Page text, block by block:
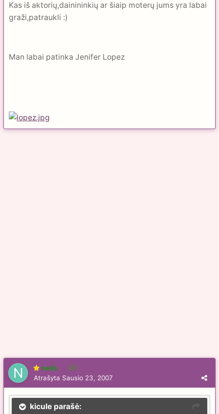
Kas iš aktorių,dainininkių ar šiaip moterų jums yra labai
graži,patraukli :)
Man labai patinka Jenifer Lopez
neila 1
Atrašyta Sausio 23, 2007
kicule parašė: